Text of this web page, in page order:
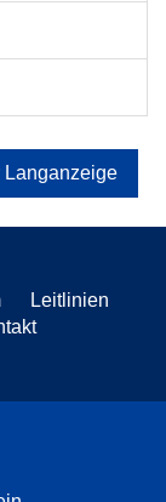
Langanzeige
Leitlinien